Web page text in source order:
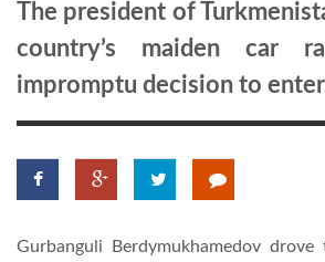
A VILÁG ITTHON
GLOBOTV BP
The president of
country’s maiden car
impromptu decision to
Gurbanguli Berdymukhamedov